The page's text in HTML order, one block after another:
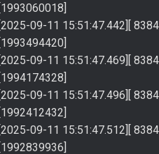
[1993060018]
[2025-09-11 15:51:47.442][
[1993494420]
[2025-09-11 15:51:47.469][
[1994174328]
[2025-09-11 15:51:47.496][
[1992412432]
[2025-09-11 15:51:47.512][
[1992839936]